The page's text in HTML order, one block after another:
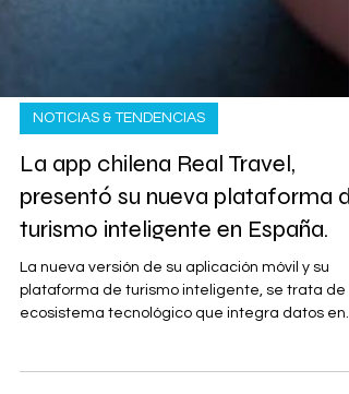
La app chilena Real Travel,